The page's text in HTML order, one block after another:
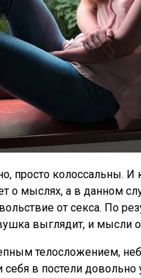
просто колоссальны. И
о мыслях, а в данном
от секса. По
выглядит, и мысли
телосложением,
в постели довольно